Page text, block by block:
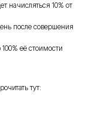
начисляться 10% от
после совершения
её стоимости
тут: